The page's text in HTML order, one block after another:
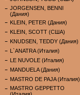
JORGENSEN, BENNI
(Дания)
KLEIN, PETER (Дания)
KLEIN, SCOTT (США)
KNUDSEN, TEDDY (Дания)
L`ANATRA (Италия)
LE NUVOLE (Италия)
MANDUELA (Дания)
MASTRO DE PAJA (Италия)
MASTRO GEPPETTO